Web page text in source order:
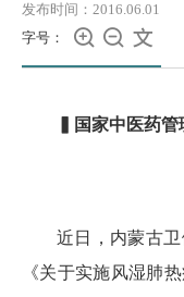
发布时间：2016.06.01
字号：
  
▍国家中医药管
近日，内蒙古
《关于实施风湿肺